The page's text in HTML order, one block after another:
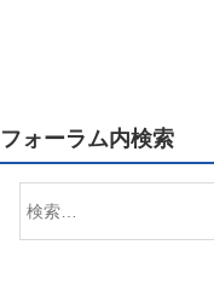
フォーラム内検索